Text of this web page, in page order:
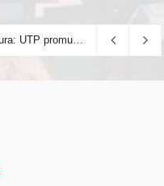
Foro Amazonía Futura: UTP promueve la innovación tecnológica y el desarrollo sostenible de la Amazonía peruana